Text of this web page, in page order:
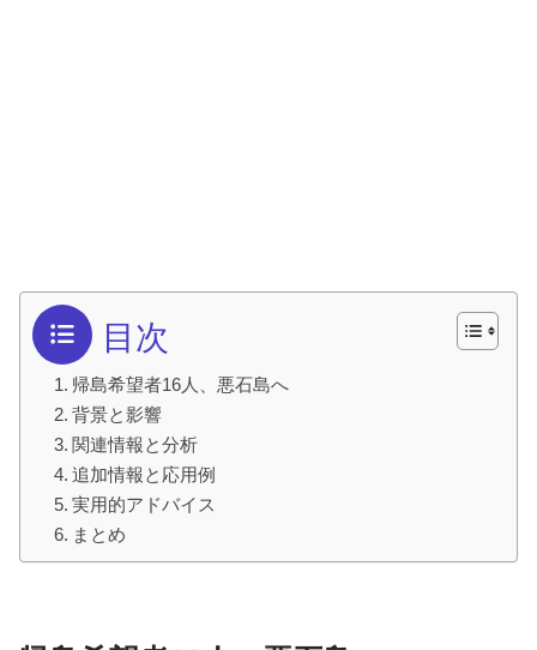
目次
帰島希望者16人、悪石島へ
背景と影響
関連情報と分析
追加情報と応用例
実用的アドバイス
まとめ